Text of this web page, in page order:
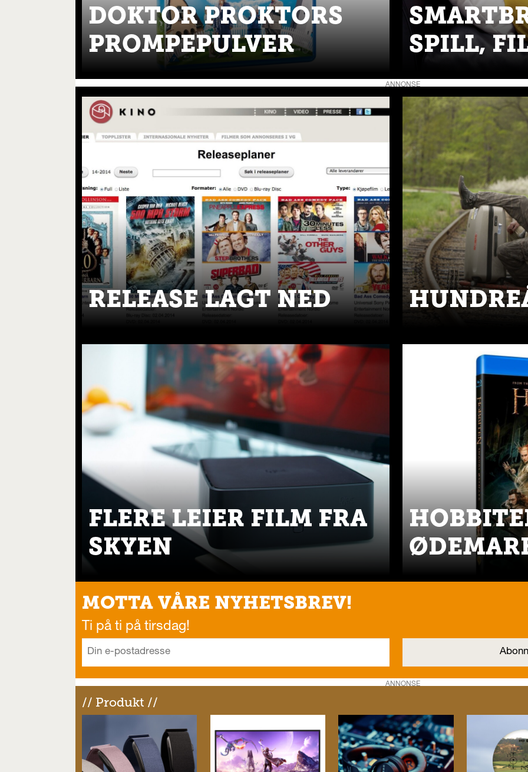
DOKTOR PROKTORS
PROMPEPULVER
SPILL,
ANNONSE
RELEASE LAGT NED
FLERE LEIER FILM FRA
SKYEN
MOTTA VÅRE NYHETSBREV!
Ti på ti på tirsdag!
ANNONSE
// Produkt //